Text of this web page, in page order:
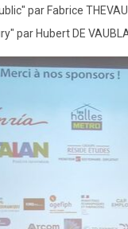
par Fabrice
par Hubert DE